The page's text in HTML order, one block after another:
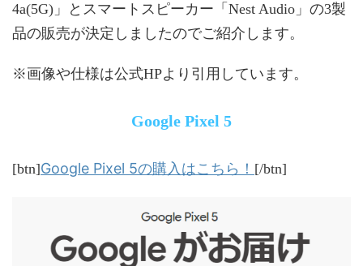
4a(5G)」とスマートスピーカー「Nest Audio」の3製
品の販売が決定しましたのでご紹介します。
※画像や仕様は公式HPより引用しています。
Google Pixel 5
[btn]Google Pixel 5の購入はこちら！ [/btn]